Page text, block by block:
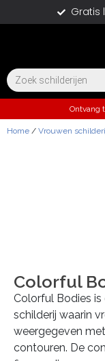
Gratis
Ontvang
Home / Vrouwen
Colorful
Colorful Bodies
schilderij waarin
weergegeven
contouren. De